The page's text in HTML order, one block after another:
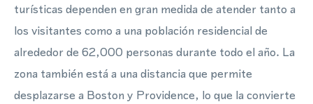
turísticas dependen en gran medida de atender tanto a
los visitantes como a una población residencial de
alrededor de 62,000 personas durante todo el año. La
zona también está a una distancia que permite
desplazarse a Boston y Providence, lo que la convierte